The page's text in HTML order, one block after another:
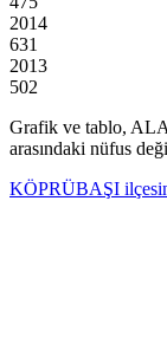
2014
631
2013
502
Grafik ve tablo,
arasındaki nüfus
KÖPRÜBAŞI